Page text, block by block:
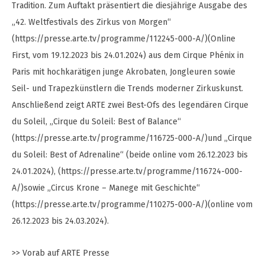
Tradition. Zum Auftakt präsentiert die diesjährige Ausgabe des
„42. Weltfestivals des Zirkus von Morgen“
(https://presse.arte.tv/programme/112245-000-A/)(Online
First, vom 19.12.2023 bis 24.01.2024) aus dem Cirque Phénix in
Paris mit hochkarätigen junge Akrobaten, Jongleuren sowie
Seil- und Trapezkünstlern die Trends moderner Zirkuskunst.
Anschließend zeigt ARTE zwei Best-Ofs des legendären Cirque
du Soleil, „Cirque du Soleil: Best of Balance“
(https://presse.arte.tv/programme/116725-000-A/)und „Cirque
du Soleil: Best of Adrenaline“ (beide online vom 26.12.2023 bis
24.01.2024), (https://presse.arte.tv/programme/116724-000-
A/)sowie „Circus Krone – Manege mit Geschichte“
(https://presse.arte.tv/programme/110275-000-A/)(online vom
26.12.2023 bis 24.03.2024).
>> Vorab auf ARTE Presse